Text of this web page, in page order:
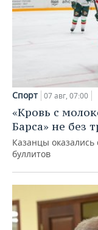
Спорт 07 авг, 07:00
«Кровь с
Барса» не без
Казанцы
буллитов